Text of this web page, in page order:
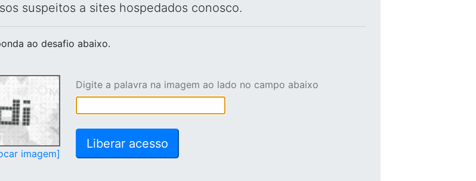
suspeitos a sites hospedados conosco.
ao desafio abaixo.
imagem]
Digite a palavra na imagem ao lado no campo abaixo